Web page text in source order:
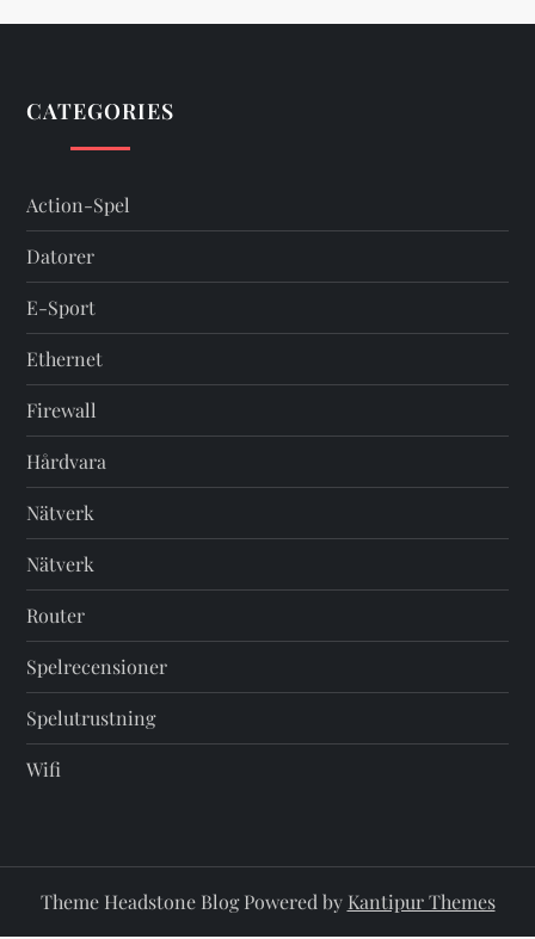
CATEGORIES
Action-Spel
Datorer
E-Sport
Ethernet
Firewall
Hårdvara
Nätverk
Nätverk
Router
Spelrecensioner
Spelutrustning
Wifi
Theme Headstone Blog Powered by Kantipur Themes